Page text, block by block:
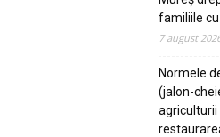
familiile
7 august
Normele
(jalon-
agriculturii